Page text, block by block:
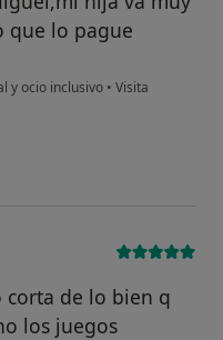
que lo pague
y ocio inclusivo • Visita
corta de lo bien q
los juegos